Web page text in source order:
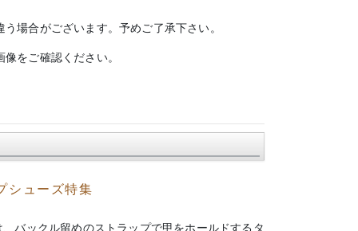
場合がございます。予めご了承下さい。
をご確認ください。
シューズ特集
バックル留めのストラップで甲をホールドするタ